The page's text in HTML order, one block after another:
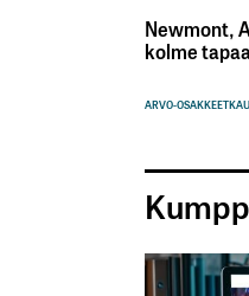
Newmont,
kolme
ARVO-OSAKKEET